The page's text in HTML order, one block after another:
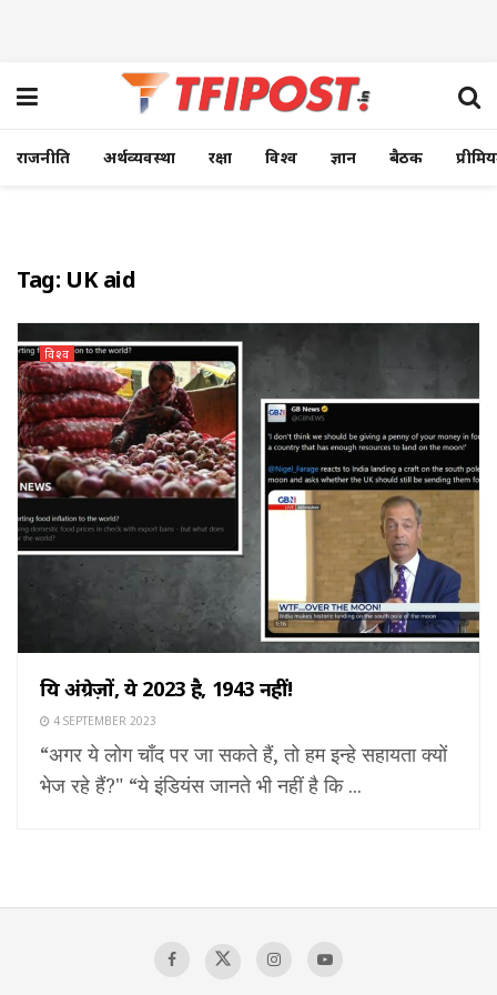
राजनीति अर्थव्यवस्था रक्षा विश्व ज्ञान बैठक
Tag: UK aid
विश्व
प्रिय अंग्रेज़ों, ये 2023 है, 1943 नहीं!
4 SEPTEMBER 2023
“अगर ये लोग चाँद पर जा सकते हैं, तो हम इन्हे सहायता क्यों
भेज रहे हैं?" “ये इंडियंस जानते भी नहीं है कि ...